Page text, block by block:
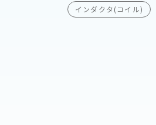
インダクタ(コイル)